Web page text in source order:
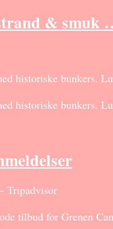
& smuk
historiske bunkers.
historiske bunkers.
Tripadvisor
tilbud for Grenen